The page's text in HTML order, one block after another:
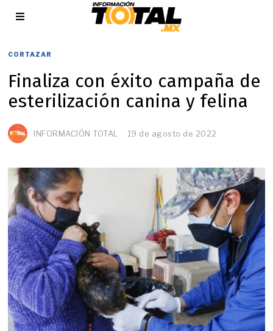
CORTAZAR
Finaliza con éxito campaña de
esterilización canina y felina
INFORMACIÓN TOTAL 19 de agosto de 2022